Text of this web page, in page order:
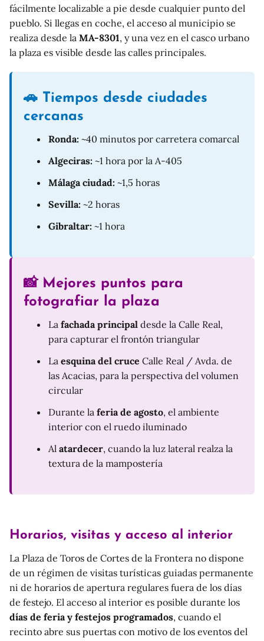
fácilmente localizable a pie desde cualquier punto del
pueblo. Si llegas en coche, el acceso al municipio se
realiza desde la MA-8301, y una vez en el casco urbano
la plaza es visible desde las calles principales.
🚗 Tiempos desde ciudades
cercanas
Ronda: ~40 minutos por carretera comarcal
Algeciras: ~1 hora por la A-405
Málaga ciudad: ~1,5 horas
Sevilla: ~2 horas
Gibraltar: ~1 hora
📸 Mejores puntos para
fotografiar la plaza
La fachada principal desde la Calle Real,
para capturar el frontón triangular
La esquina del cruce Calle Real / Avda. de
las Acacias, para la perspectiva del volumen
circular
Durante la feria de agosto, el ambiente
interior con el ruedo iluminado
Al atardecer, cuando la luz lateral realza la
textura de la mampostería
Horarios, visitas y acceso al interior
La Plaza de Toros de Cortes de la Frontera no dispone
de un régimen de visitas turísticas guiadas permanente
ni de horarios de apertura regulares fuera de los días
de festejo. El acceso al interior es posible durante los
días de feria y festejos programados, cuando el
recinto abre sus puertas con motivo de los eventos del